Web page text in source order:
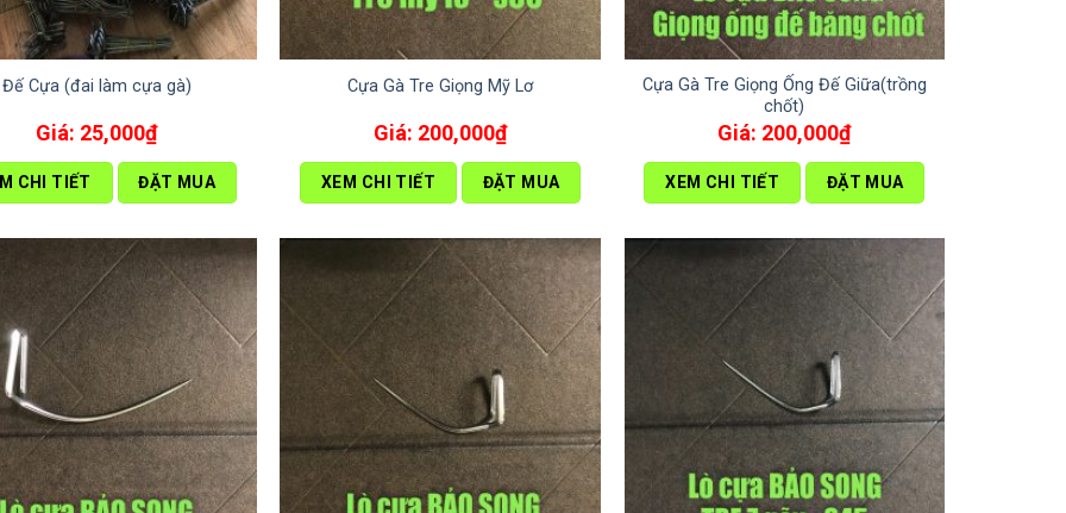
Đế Cựa (đai làm cựa gà)
25,000₫
CHI TIẾT ĐẶT MUA
Cựa Gà Tre Giọng Mỹ Lơ
200,000₫
XEM CHI TIẾT ĐẶT MUA
Cựa Gà Tre Giọng Ống Đế Giữa(trồng
chốt)
200,000₫
XEM CHI TIẾT ĐẶT MUA